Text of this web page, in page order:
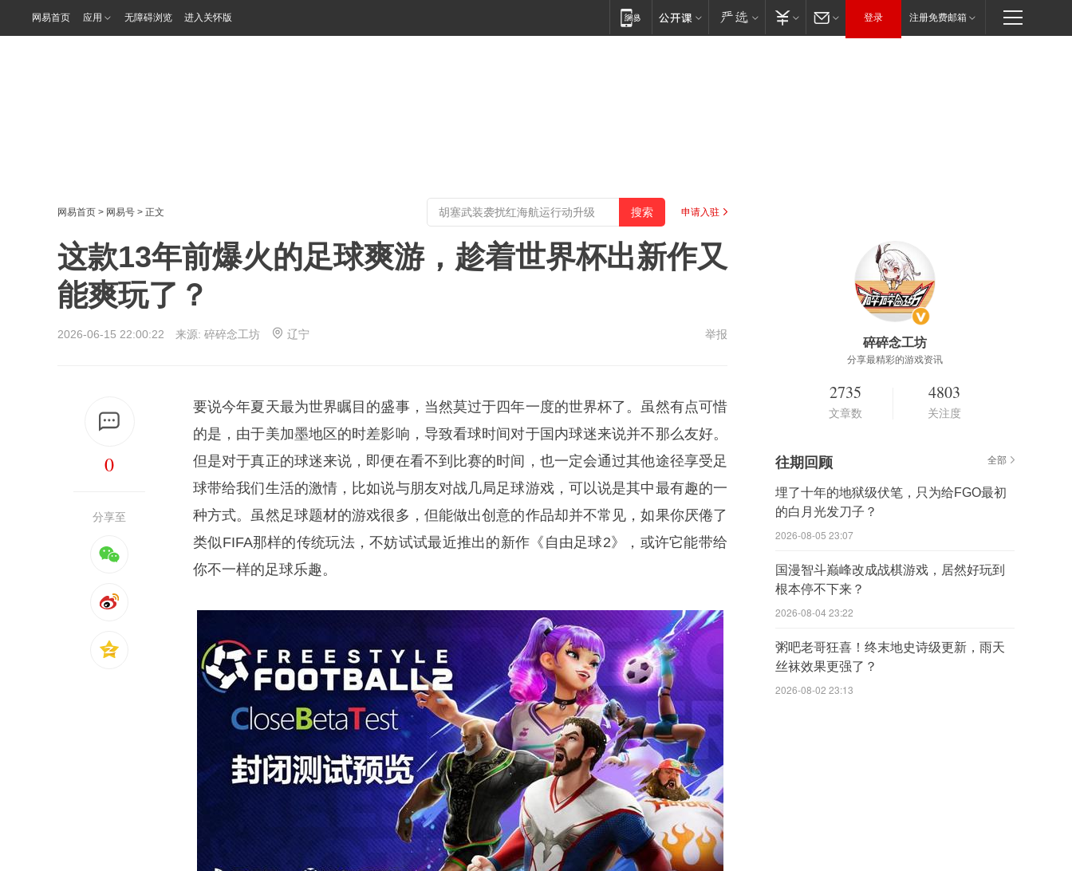
网易首页 应用 无障碍浏览 进入关怀版 登录 注册免费邮箱
网易首页 > 网易号 > 正文 申请入驻
这款13年前爆火的足球爽游，趁着世界杯出新作又
能爽玩了？
2026-06-15 22:00:22 来源: 碎碎念工坊 辽宁 举报
0
分享至
要说今年夏天最为世界瞩目的盛事，当然莫过于四年一度的世界杯了。虽然有点可惜
的是，由于美加墨地区的时差影响，导致看球时间对于国内球迷来说并不那么友好。
但是对于真正的球迷来说，即便在看不到比赛的时间，也一定会通过其他途径享受足
球带给我们生活的激情，比如说与朋友对战几局足球游戏，可以说是其中最有趣的一
种方式。虽然足球题材的游戏很多，但能做出创意的作品却并不常见，如果你厌倦了
类似FIFA那样的传统玩法，不妨试试最近推出的新作《自由足球2》，或许它能带给
你不一样的足球乐趣。
碎碎念工坊
分享最精彩的游戏资讯
2735
文章数
4803
关注度
往期回顾 全部
埋了十年的地狱级伏笔，只为给FGO最初
的白月光发刀子？
2026-08-05 23:07
国漫智斗巅峰改成战棋游戏，居然好玩到
根本停不下来？
2026-08-04 23:22
粥吧老哥狂喜！终末地史诗级更新，雨天
丝袜效果更强了？
2026-08-02 23:13